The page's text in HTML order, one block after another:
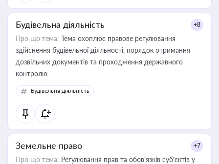
Будівельна діяльність +8
Про що тема: Тема охоплює правове регулювання
здійснення будівельної діяльності, порядок отримання
дозвільних документів та проходження державного
контролю
Будівельна діяльність
Земельне право +7
Про що тема: Регулювання прав та обов’язків суб’єктів у